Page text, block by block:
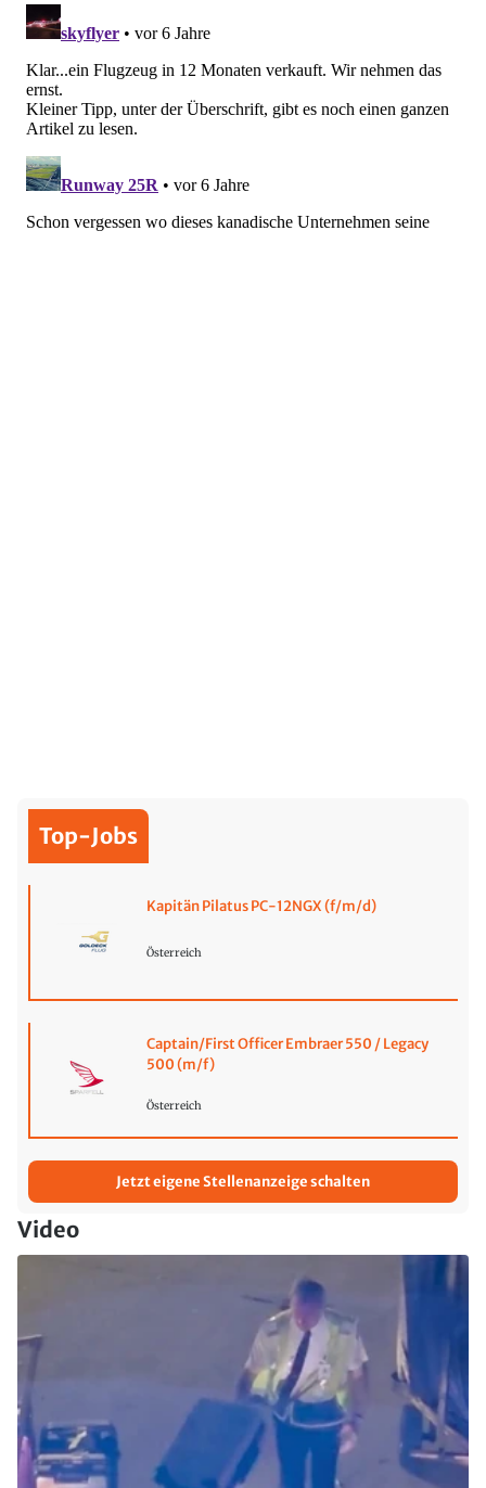
Top-Jobs
Kapitän Pilatus PC-12NGX (f/m/d)
Österreich
Captain/First Officer Embraer 550 / Legacy
500 (m/f)
Österreich
Jetzt eigene Stellenanzeige schalten
Video